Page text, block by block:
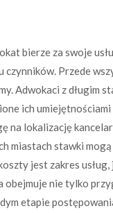
bierze za swoje
czynników. Przede
Adwokaci z długim
ich umiejętnościami
na lokalizację
miastach stawki
jest zakres usług,
obejmuje nie tylko
etapie